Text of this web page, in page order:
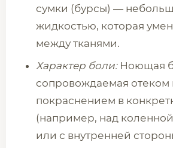
сумки (бурсы) —
жидкостью, которая
между тканями.
Характер боли:Ноющая
сопровождаемая отеком
покраснением в
(например, над
или с внутренней